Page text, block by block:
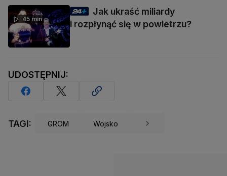
45 min
Jak ukraść miliardy
i rozpłynąć się w powietrzu?
UDOSTĘPNIJ:
TAGI: GROM Wojsko